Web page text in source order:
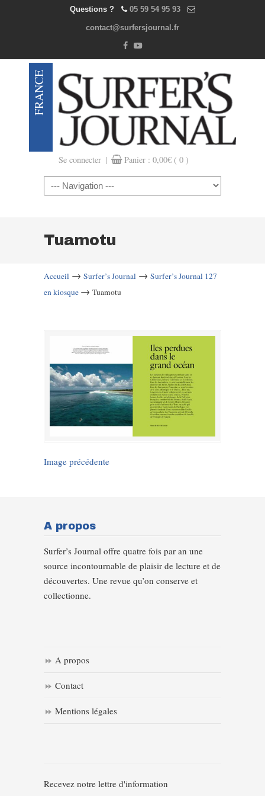
Questions ? 05 59 54 95 93
contact@surfersjournal.fr
Se connecter | Panier : 0,00€ ( 0 )
Navigation
Tuamotu
Accueil → Surfer’s Journal → Surfer’s Journal 127
en kiosque → Tuamotu
Image précédente
A propos
Surfer’s Journal offre quatre fois par an une
source incontournable de plaisir de lecture et de
découvertes. Une revue qu’on conserve et
collectionne.
A propos
Contact
Mentions légales
Recevez notre lettre d'information